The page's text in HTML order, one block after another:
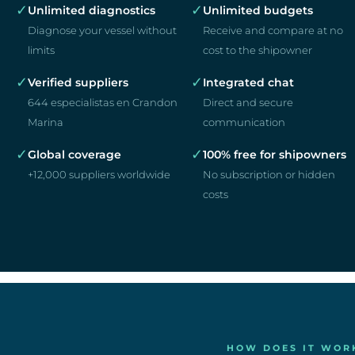
✓ Unlimited diagnostics
Diagnose your vessel without
limits
✓ Unlimited budgets
Receive and compare at no
cost to the shipowner
✓Verified suppliers
644 especialistas en Crandon
Marina
✓ Integrated chat
Direct and secure
communication
✓Global coverage
+12,000 suppliers worldwide
✓100% free for shipowners
No subscription or hidden
costs
HOW DOES IT